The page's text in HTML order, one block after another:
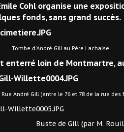
Cohl organise une
fonds, sans grand succès.
Gill au Père Lachaise.
enterré loin de Montmartre,
(entre le 76 et 78 de la rue des
Gill (par M.